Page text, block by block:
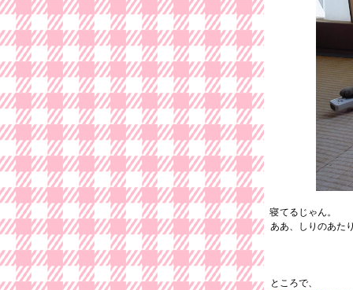
寝てるじゃん。
ああ、しりのあた
ところで、